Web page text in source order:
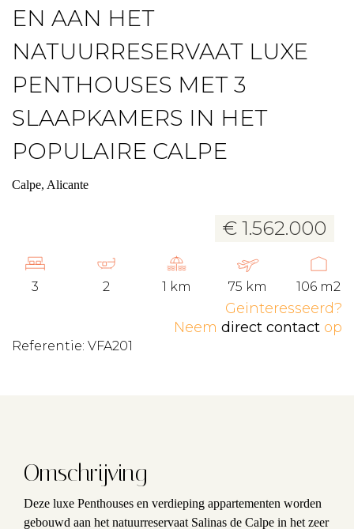
EN AAN HET
NATUURRESERVAAT LUXE
PENTHOUSES MET 3
SLAAPKAMERS IN HET
POPULAIRE CALPE
Calpe, Alicante
€ 1.562.000
3 2 1 km 75 km 106 m2
Geinteresseerd?
Neem direct contact op
Referentie: VFA201
Omschrijving
Deze luxe Penthouses en verdieping appartementen worden
gebouwd aan het natuurreservaat Salinas de Calpe in het zeer